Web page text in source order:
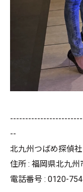
--
北九州つばめ探偵社
住所 : 福岡県北九
電話番号 : 0120-